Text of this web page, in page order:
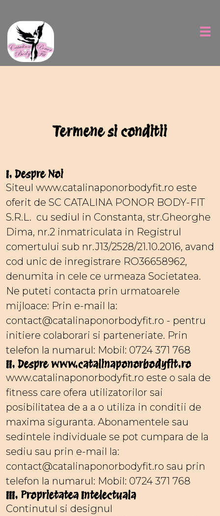
Termene si conditii
I. Despre Noi
Siteul www.catalinaponorbodyfit.ro este
oferit de SC CATALINA PONOR BODY-FIT
S.R.L. cu sediul in Constanta, str.Gheorghe
Dima, nr.2 inmatriculata in Registrul
comertului sub nr.J13/2528/21.10.2016, avand
cod unic de inregistrare RO36658962,
denumita in cele ce urmeaza Societatea.
Ne puteti contacta prin urmatoarele
mijloace: Prin e-mail la:
contact@catalinaponorbodyfit.ro - pentru
initiere colaborari si parteneriate. Prin
telefon la numarul: Mobil: 0724 371 768
II. Despre www.catalinaponorbodyfit.ro
www.catalinaponorbodyfit.ro este o sala de
fitness care ofera utilizatorilor sai
posibilitatea de a a o utiliza in conditii de
maxima siguranta. Abonamentele sau
sedintele individuale se pot cumpara de la
sediu sau prin e-mail la:
contact@catalinaponorbodyfit.ro sau prin
telefon la numarul: Mobil: 0724 371 768
III. Proprietatea Intelectuala
Continutul si designul